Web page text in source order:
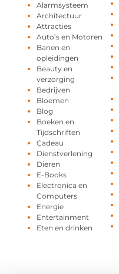
Alarmsysteem
Architectuur
Attracties
Auto’s en Motoren
Banen en
opleidingen
Beauty en
verzorging
Bedrijven
Bloemen
Blog
Boeken en
Tijdschriften
Cadeau
Dienstverlening
Dieren
E-Books
Electronica en
Computers
Energie
Entertainment
Eten en drinken